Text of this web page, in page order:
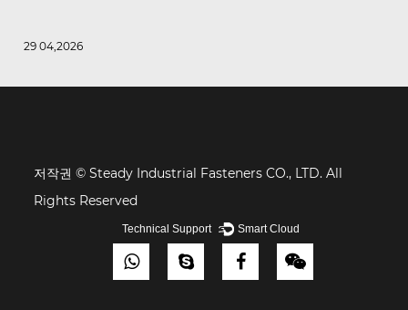
29 04,2026
저작권 © Steady Industrial Fasteners CO., LTD. All
Rights Reserved
Technical Support ： Smart Cloud